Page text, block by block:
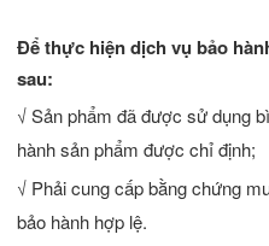
Để thực hiện dịch vụ bảo
sau:
√ Sản phẩm đã được sử dụng
hành sản phẩm được chỉ định;
√ Phải cung cấp bằng chứng
bảo hành hợp lệ.